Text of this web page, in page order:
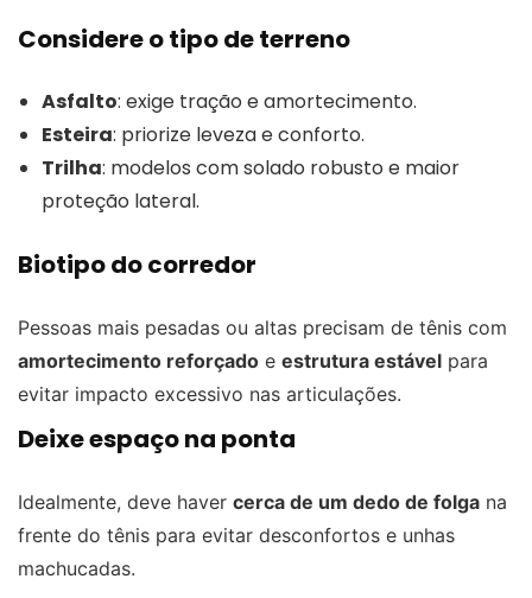
Considere o tipo de terreno
Asfalto: exige tração e amortecimento.
Esteira: priorize leveza e conforto.
Trilha: modelos com solado robusto e maior
proteção lateral.
Biotipo do corredor
Pessoas mais pesadas ou altas precisam de tênis com
amortecimento reforçado e estrutura estável para
evitar impacto excessivo nas articulações.
Deixe espaço na ponta
Idealmente, deve haver cerca de um dedo de folga na
frente do tênis para evitar desconfortos e unhas
machucadas.